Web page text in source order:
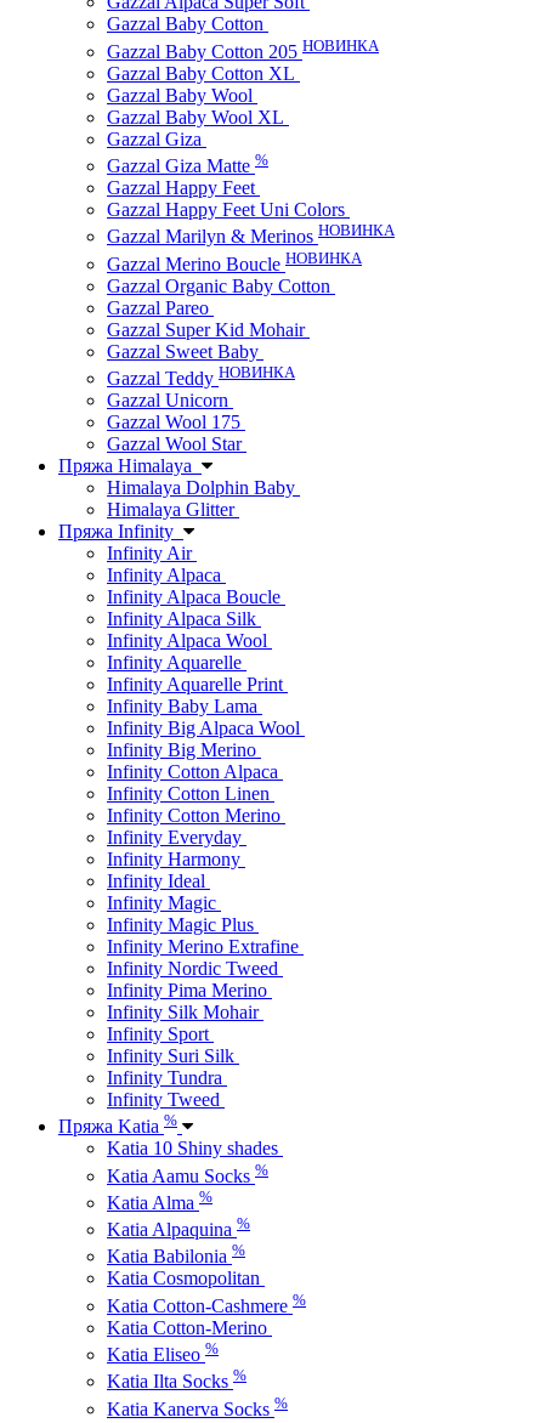
Gazzal Baby Cotton
Gazzal Baby Cotton 205 НОВИНКА
Gazzal Baby Cotton XL
Gazzal Baby Wool
Gazzal Baby Wool XL
Gazzal Giza
Gazzal Giza Matte %
Gazzal Happy Feet
Gazzal Happy Feet Uni Colors
Gazzal Marilyn & Merinos НОВИНКА
Gazzal Merino Boucle НОВИНКА
Gazzal Organic Baby Cotton
Gazzal Pareo
Gazzal Super Kid Mohair
Gazzal Sweet Baby
Gazzal Teddy НОВИНКА
Gazzal Unicorn
Gazzal Wool 175
Gazzal Wool Star
Пряжа Himalaya
Himalaya Dolphin Baby
Himalaya Glitter
Пряжа Infinity
Infinity Air
Infinity Alpaca
Infinity Alpaca Boucle
Infinity Alpaca Silk
Infinity Alpaca Wool
Infinity Aquarelle
Infinity Aquarelle Print
Infinity Baby Lama
Infinity Big Alpaca Wool
Infinity Big Merino
Infinity Cotton Alpaca
Infinity Cotton Linen
Infinity Cotton Merino
Infinity Everyday
Infinity Harmony
Infinity Ideal
Infinity Magic
Infinity Magic Plus
Infinity Merino Extrafine
Infinity Nordic Tweed
Infinity Pima Merino
Infinity Silk Mohair
Infinity Sport
Infinity Suri Silk
Infinity Tundra
Infinity Tweed
Пряжа Katia %
Katia 10 Shiny shades
Katia Aamu Socks %
Katia Alma %
Katia Alpaquina %
Katia Babilonia %
Katia Cosmopolitan
Katia Cotton-Cashmere %
Katia Cotton-Merino
Katia Eliseo %
Katia Ilta Socks %
Katia Kanerva Socks %